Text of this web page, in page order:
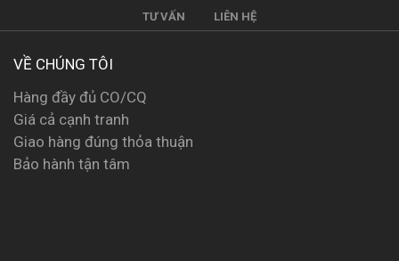
TƯ VẤN LIÊN HỆ
VỀ CHÚNG TÔI
Hàng đầy đủ CO/CQ
Giá cả cạnh tranh
Giao hàng đúng thỏa thuận
Bảo hành tận tâm